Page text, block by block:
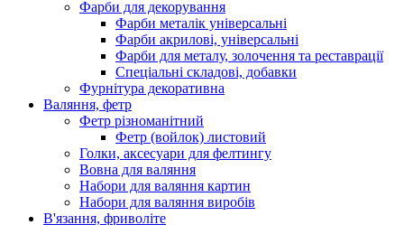
Фарби для декорування
Фарби металік універсальні
Фарби акрилові, універсальні
Фарби для металу, золочення та реставрації
Спеціальні складові, добавки
Фурнітура декоративна
Валяння, фетр
Фетр різноманітний
Фетр (войлок) листовий
Голки, аксесуари для фелтингу
Вовна для валяння
Набори для валяння картин
Набори для валяння виробів
В'язання, фриволіте